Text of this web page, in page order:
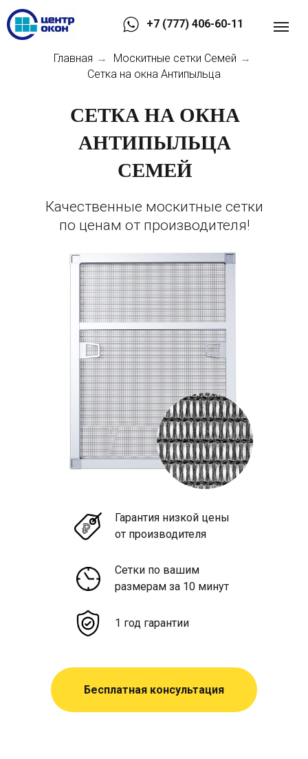
+7 (777) 406-60-11
Главная → Москитные сетки Семей →
Сетка на окна Антипыльца
Гарантия низкой цены
от производителя
Сетки по вашим
размерам за 10 минут
1 год гарантии
Бесплатная консультация
Качественные москитные сетки
по ценам от производителя!
СЕТКА НА ОКНА
АНТИПЫЛЬЦА
СЕМЕЙ